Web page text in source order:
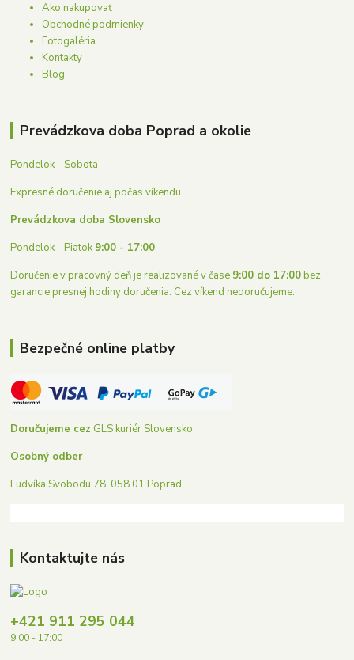
Ako nakupovať
Obchodné podmienky
Fotogaléria
Kontakty
Blog
Prevádzkova doba Poprad a okolie
Pondelok - Sobota
Expresné doručenie aj počas víkendu.
Prevádzkova doba Slovensko
Pondelok - Piatok9:00 - 17:00
Doručenie v pracovný deň je realizované v čase 9:00 do 17:00bez
garancie presnej hodiny doručenia. Cez víkend nedoručujeme.
Bezpečné online platby
Doručujeme cez GLS kuriér Slovensko
Osobný odber
Ludvíka Svobodu 78, 058 01 Poprad
Kontaktujte nás
+421 911 295 044
9:00 - 17:00